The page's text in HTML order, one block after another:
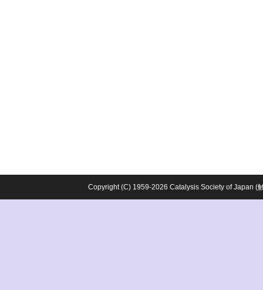
Copyright (C) 1959-2026 Catalysis Society of Japan (